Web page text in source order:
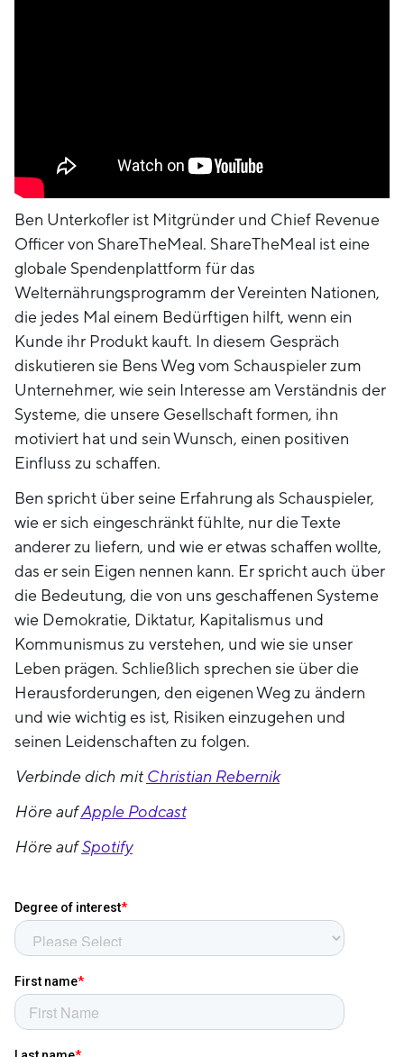
Ben Unterkofler ist Mitgründer und Chief Revenue
Officer von ShareTheMeal. ShareTheMeal ist eine
globale Spendenplattform für das
Welternährungsprogramm der Vereinten Nationen,
die jedes Mal einem Bedürftigen hilft, wenn ein
Kunde ihr Produkt kauft. In diesem Gespräch
diskutieren sie Bens Weg vom Schauspieler zum
Unternehmer, wie sein Interesse am Verständnis der
Systeme, die unsere Gesellschaft formen, ihn
motiviert hat und sein Wunsch, einen positiven
Einfluss zu schaffen.
Ben spricht über seine Erfahrung als Schauspieler,
wie er sich eingeschränkt fühlte, nur die Texte
anderer zu liefern, und wie er etwas schaffen wollte,
das er sein Eigen nennen kann. Er spricht auch über
die Bedeutung, die von uns geschaffenen Systeme
wie Demokratie, Diktatur, Kapitalismus und
Kommunismus zu verstehen, und wie sie unser
Leben prägen. Schließlich sprechen sie über die
Herausforderungen, den eigenen Weg zu ändern
und wie wichtig es ist, Risiken einzugehen und
seinen Leidenschaften zu folgen.
Verbinde dich mit Christian Rebernik
Höre aufApple Podcast
Höre aufSpotify